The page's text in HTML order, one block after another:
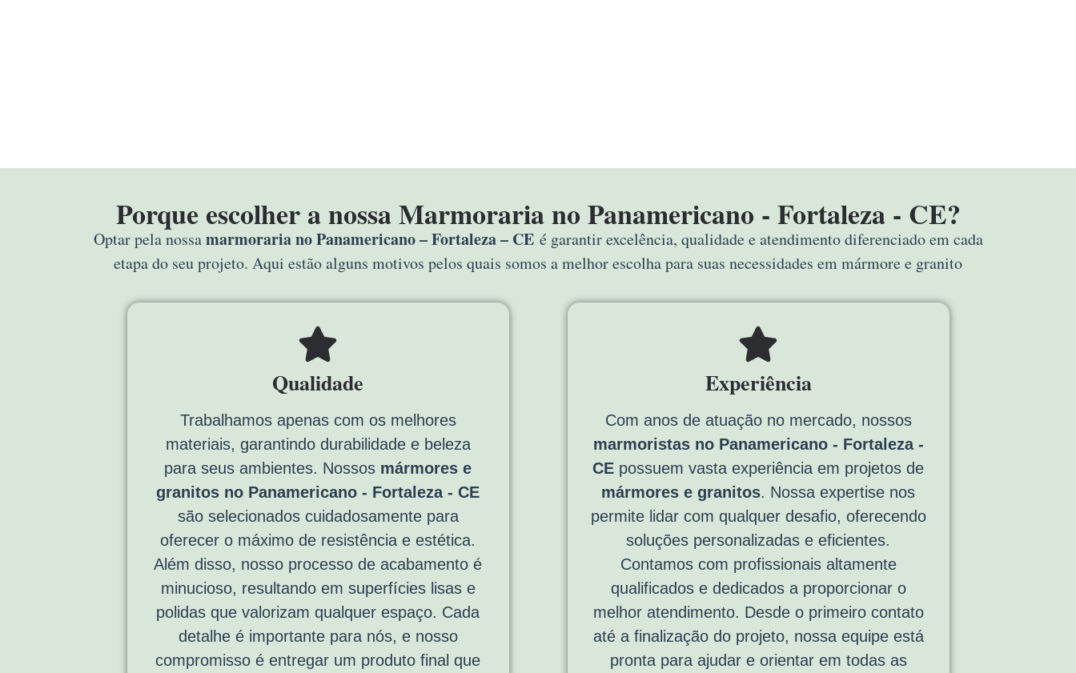
Porque escolher a nossa Marmoraria no Panamericano - Fortaleza - CE?
Optar pela nossamarmoraria no Panamericano – Fortaleza – CEé garantir excelência, qualidade e atendimento diferenciado em cada
etapa do seu projeto. Aqui estão alguns motivos pelos quais somos a melhor escolha para suas necessidades em mármore e granito
Qualidade
Trabalhamos apenas com os melhores
materiais, garantindo durabilidade e beleza
para seus ambientes. Nossos mármores e
granitos no Panamericano - Fortaleza - CE
são selecionados cuidadosamente para
oferecer o máximo de resistência e estética.
Além disso, nosso processo de acabamento é
minucioso, resultando em superfícies lisas e
polidas que valorizam qualquer espaço. Cada
detalhe é importante para nós, e nosso
compromisso é entregar um produto final que
Experiência
Com anos de atuação no mercado, nossos
marmoristas no Panamericano - Fortaleza -
CE possuem vasta experiência em projetos de
mármores e granitos. Nossa expertise nos
permite lidar com qualquer desafio, oferecendo
soluções personalizadas e eficientes.
Contamos com profissionais altamente
qualificados e dedicados a proporcionar o
melhor atendimento. Desde o primeiro contato
até a finalização do projeto, nossa equipe está
pronta para ajudar e orientar em todas as